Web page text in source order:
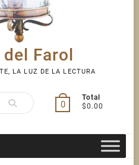
Farol
LA LUZ DE LA LECTURA
Search
0
Total
$0.00